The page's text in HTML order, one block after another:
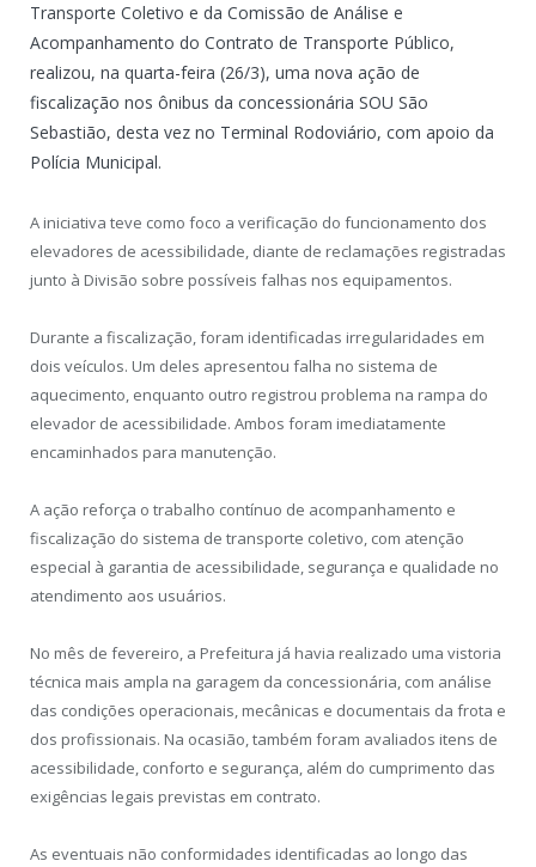
Transporte Coletivo e da Comissão de Análise e
Acompanhamento do Contrato de Transporte Público,
realizou, na quarta-feira (26/3), uma nova ação de
fiscalização nos ônibus da concessionária SOU São
Sebastião, desta vez no Terminal Rodoviário, com apoio da
Polícia Municipal.
A iniciativa teve como foco a verificação do funcionamento dos
elevadores de acessibilidade, diante de reclamações registradas
junto à Divisão sobre possíveis falhas nos equipamentos.
Durante a fiscalização, foram identificadas irregularidades em
dois veículos. Um deles apresentou falha no sistema de
aquecimento, enquanto outro registrou problema na rampa do
elevador de acessibilidade. Ambos foram imediatamente
encaminhados para manutenção.
A ação reforça o trabalho contínuo de acompanhamento e
fiscalização do sistema de transporte coletivo, com atenção
especial à garantia de acessibilidade, segurança e qualidade no
atendimento aos usuários.
No mês de fevereiro, a Prefeitura já havia realizado uma vistoria
técnica mais ampla na garagem da concessionária, com análise
das condições operacionais, mecânicas e documentais da frota e
dos profissionais. Na ocasião, também foram avaliados itens de
acessibilidade, conforto e segurança, além do cumprimento das
exigências legais previstas em contrato.
As eventuais não conformidades identificadas ao longo das